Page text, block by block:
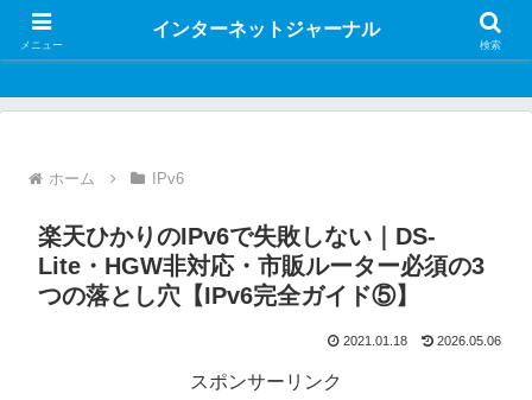
インターネットジャーナル
ホーム IPv6
楽天ひかりのIPv6で失敗しない｜DS-
Lite・HGW非対応・市販ルーター必須の3
つの落とし穴【IPv6完全ガイド⑤】
2021.01.18 2026.05.06
スポンサーリンク
メニュー
インターネットジャーナル
検索